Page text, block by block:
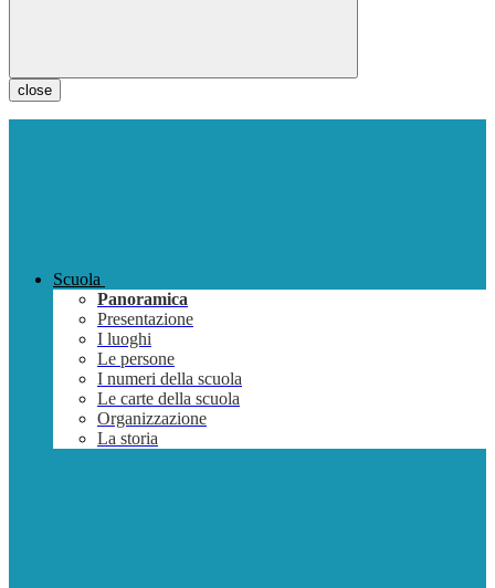
close
Scuola
Panoramica
Presentazione
I luoghi
Le persone
I numeri della scuola
Le carte della scuola
Organizzazione
La storia